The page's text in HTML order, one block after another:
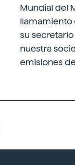
Mundial del
llamamiento
su
nuestra
emisiones